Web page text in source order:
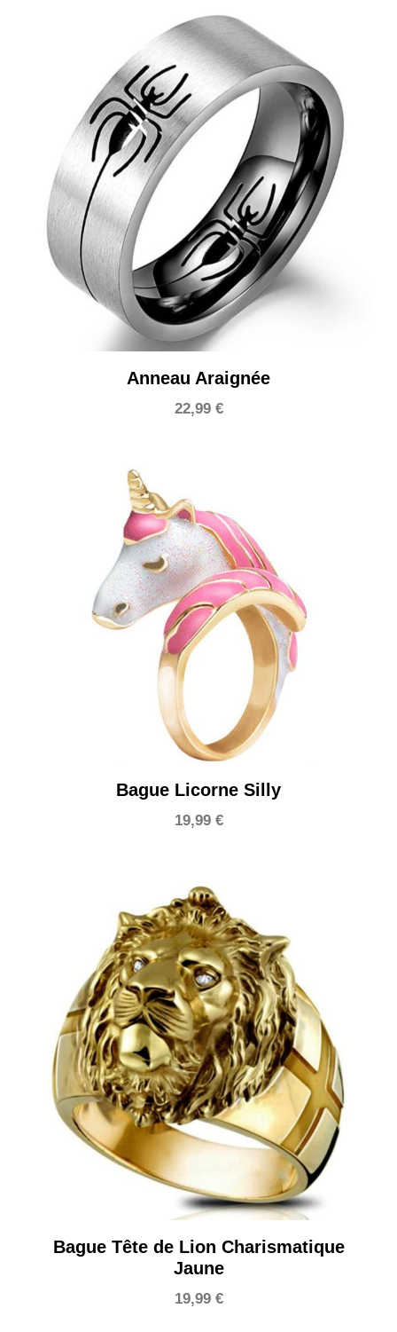
Anneau Araignée
22,99 €
Bague Licorne Silly
19,99 €
Bague Tête de Lion Charismatique
Jaune
19,99 €